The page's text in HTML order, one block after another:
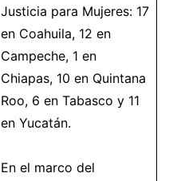
Justicia para Mujeres: 17
en Coahuila, 12 en
Campeche, 1 en
Chiapas, 10 en Quintana
Roo, 6 en Tabasco y 11
en Yucatán.
En el marco del